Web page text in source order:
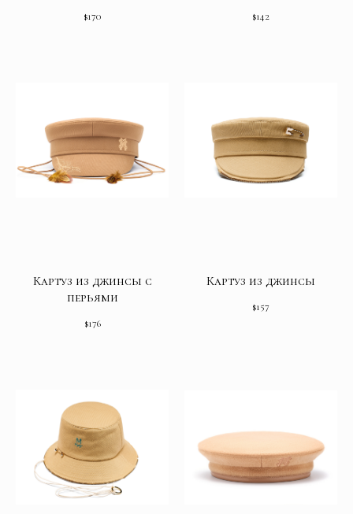
$170 $142
Картуз из джинсы с
перьями
$176
Картуз из джинсы
$157